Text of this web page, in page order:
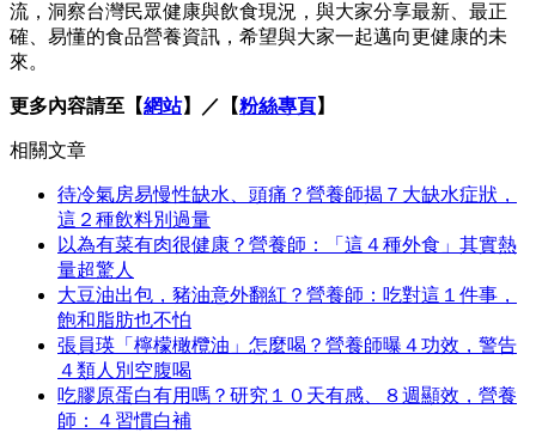
流，洞察台灣民眾健康與飲食現況，與大家分享最新、最正
確、易懂的食品營養資訊，希望與大家一起邁向更健康的未
來。
更多內容請至【網站】／【粉絲專頁】
相關文章
待冷氣房易慢性缺水、頭痛？營養師揭７大缺水症狀，
這２種飲料別過量
以為有菜有肉很健康？營養師：「這４種外食」其實熱
量超驚人
大豆油出包，豬油意外翻紅？營養師：吃對這１件事，
飽和脂肪也不怕
張員瑛「檸檬橄欖油」怎麼喝？營養師曝４功效，警告
４類人別空腹喝
吃膠原蛋白有用嗎？研究１０天有感、８週顯效，營養
師：４習慣白補